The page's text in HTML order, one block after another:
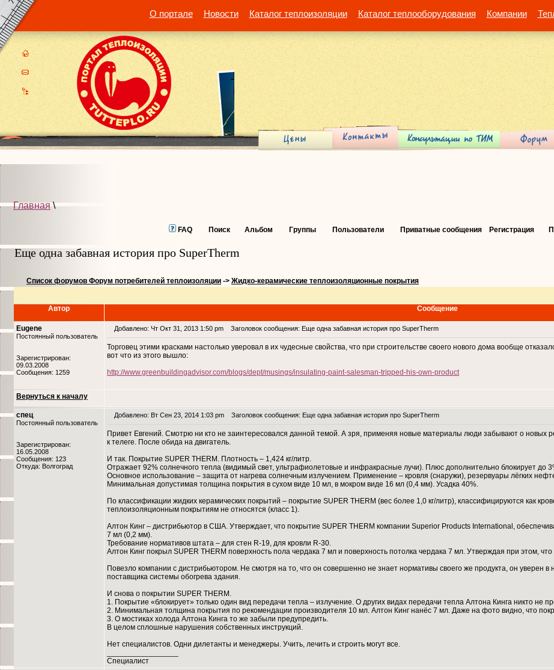
О портале Новости Каталог теплоизоляции Каталог теплооборудования Компании
Главная\
FAQ Поиск Альбом Группы Пользователи Приватные сообщения Регистрация
Еще одна забавная история про SuperTherm
Список форумов Форум потребителей теплоизоляции -> Жидко-керамические теплоизоляционные покрытия
Автор
Сообщение
Eugene
Постоянный пользователь
Зарегистрирован:
09.03.2008
Сообщения: 1259
Добавлено: Чт Окт 31, 2013 1:50 pm Заголовок сообщения: Еще одна забавная история про SuperTherm
Торговец этими красками настолько уверовал в их чудесные свойства, что при строительстве своего нового дома вообще
вот что из этого вышло:
http://www.greenbuildingadvisor.com/blogs/dept/musings/insulating-paint-salesman-tripped-his-own-product
Вернуться к началу
спец
Постоянный пользователь
Зарегистрирован:
16.05.2008
Сообщения: 123
Откуда: Волгоград
Добавлено: Вт Сен 23, 2014 1:03 pm Заголовок сообщения: Еще одна забавная история про SuperTherm
Привет Евгений. Смотрю ни кто не заинтересовался данной темой. А зря, применяя новые материалы люди забывают о новых
к телеге. После обида на двигатель.
И так. Покрытие SUPER THERM. Плотность – 1,424 кг/литр.
Отражает 92% солнечного тепла (видимый свет, ультрафиолетовые и инфракрасные лучи). Плюс дополнительно блокирует до
Основное использование – защита от нагрева солнечным излучением. Применение – кровля (снаружи), резервуары лёгких
Минимальная допустимая толщина покрытия в сухом виде 10 мл, в мокром виде 16 мл (0,4 мм). Усадка 40%.
По классификации жидких керамических покрытий – покрытие SUPER THERM (вес более 1,0 кг/литр), классифицируются как
теплоизоляционным покрытиям не относятся (класс 1).
Алтон Кинг – дистрибьютор в США. Утверждает, что покрытие SUPER THERM компании Superior Products International,
7 мл (0,2 мм).
Требование нормативов штата – для стен R-19, для кровли R-30.
Алтон Кинг покрыл SUPER THERM поверхность пола чердака 7 мл и поверхность потолка чердака 7 мл. Утверждая при этом,
Повезло компании с дистрибьютором. Не смотря на то, что он совершенно не знает нормативы своего же продукта, он уверен
поставщика системы обогрева здания.
И снова о покрытии SUPER THERM.
1. Покрытие «блокирует» только один вид передачи тепла – излучение. О других видах передачи тепла Алтона Кинга никто не
2. Минимальная толщина покрытия по рекомендации производителя 10 мл. Алтон Кинг нанёс 7 мл. Даже на фото видно, что
3. О мостиках холода Алтона Кинга то же забыли предупредить.
В целом сплошные нарушения собственных инструкций.
Нет специалистов. Одни дилетанты и менеджеры. Учить, лечить и строить могут все.
Специалист